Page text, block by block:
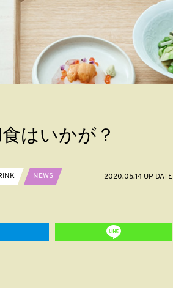
はいかが？
NEWS 2020.05.14 UP DATE